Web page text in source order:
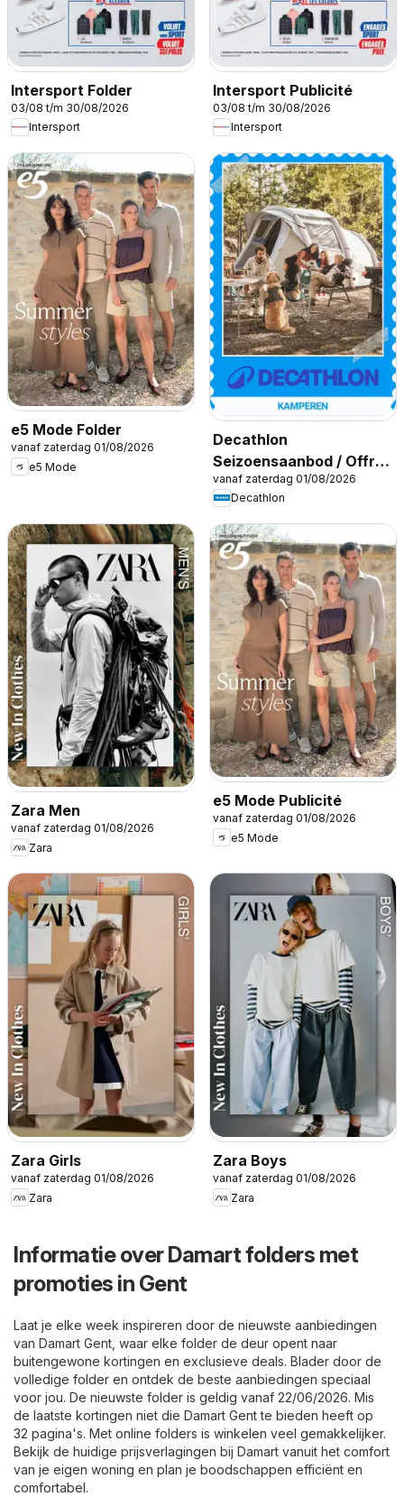
Intersport Folder
03/08 t/m 30/08/2026
Intersport
Intersport Publicité
03/08 t/m 30/08/2026
Intersport
e5 Mode Folder
vanaf zaterdag 01/08/2026
e5 Mode
Decathlon
Seizoensaanbod / Offre
saisonnière
vanaf zaterdag 01/08/2026
Decathlon
Zara Men
vanaf zaterdag 01/08/2026
Zara
e5 Mode Publicité
vanaf zaterdag 01/08/2026
e5 Mode
Zara Girls
vanaf zaterdag 01/08/2026
Zara
Zara Boys
vanaf zaterdag 01/08/2026
Zara
Informatie over Damart folders met
promoties in Gent
Laat je elke week inspireren door de nieuwste aanbiedingen
van Damart Gent, waar elke folder de deur opent naar
buitengewone kortingen en exclusieve deals. Blader door de
volledige folder en ontdek de beste aanbiedingen speciaal
voor jou. De nieuwste folder is geldig vanaf 22/06/2026. Mis
de laatste kortingen niet die Damart Gent te bieden heeft op
32 pagina's. Met online folders is winkelen veel gemakkelijker.
Bekijk de huidige prijsverlagingen bij Damart vanuit het comfort
van je eigen woning en plan je boodschappen efficiënt en
comfortabel.